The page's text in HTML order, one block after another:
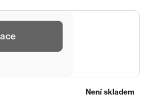
Není skladem